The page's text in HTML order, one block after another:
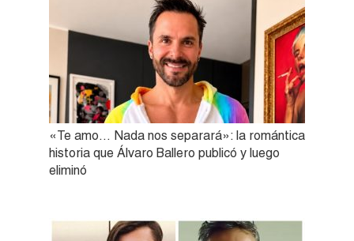
«Te amo… Nada nos separará»: la romántica
historia que Álvaro Ballero publicó y luego
eliminó